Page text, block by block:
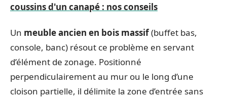
coussins d'un canapé : nos conseils
Un meuble ancien en bois massif(buffet bas,
console, banc) résout ce problème en servant
d’élément de zonage. Positionné
perpendiculairement au mur ou le long d’une
cloison partielle, il délimite la zone d’entrée sans